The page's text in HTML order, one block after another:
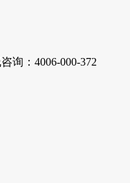
询：4006-000-372